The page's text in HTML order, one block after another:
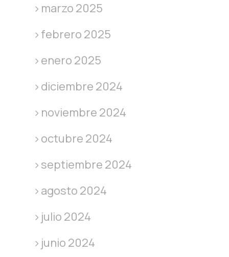
marzo 2025
febrero 2025
enero 2025
diciembre 2024
noviembre 2024
octubre 2024
septiembre 2024
agosto 2024
julio 2024
junio 2024